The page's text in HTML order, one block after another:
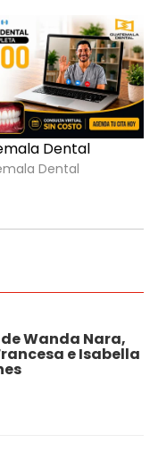
Wanda Nara,
e Isabella